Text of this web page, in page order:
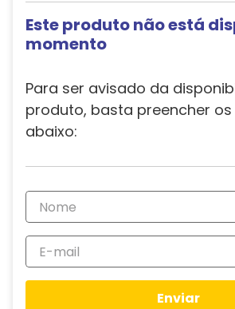
Este produto não está
momento
Para ser avisado da
produto, basta preencher
abaixo:
Enviar